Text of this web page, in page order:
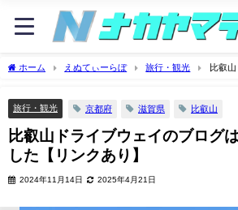
ホーム えぬてぃーらぼ 旅行・観光
比叡
旅行・観光 京都府 滋賀県 比叡山
比叡山ドライブウェイのブログ
した【リンクあり】
2024年11月14日 2025年4月21日